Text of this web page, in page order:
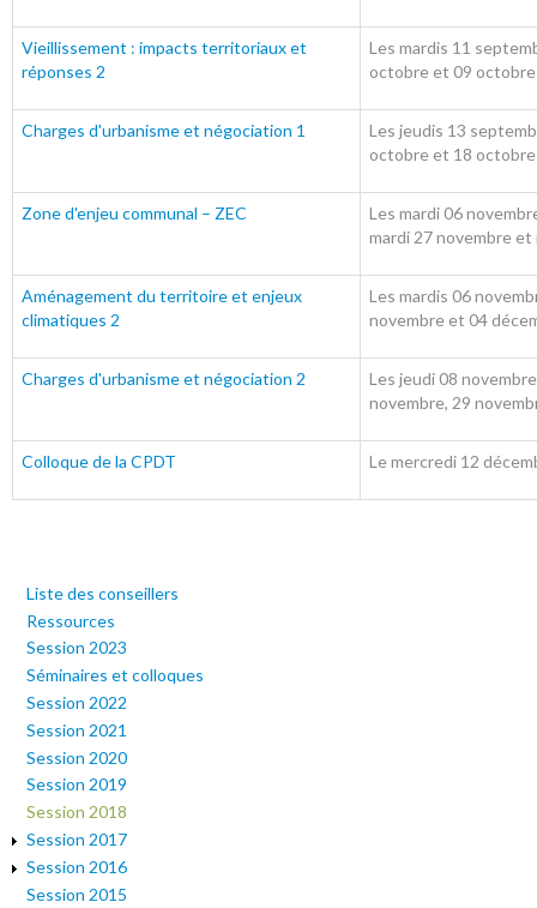
Liste des conseillers
Ressources
Session 2023
Séminaires et colloques
Session 2022
Session 2021
Session 2020
Session 2019
Session 2018
Session 2017
Session 2016
Session 2015
Vieillissement : impacts territoriaux et
réponses 2
Les mardis 11
octobre et 09
Charges d'urbanisme et négociation 1
Les jeudis 13
octobre et 18
Zone d'enjeu communal – ZEC
Les mardi 06
mardi 27 novembre
Aménagement du territoire et enjeux
climatiques 2
Les mardis 06
novembre et 04
Charges d'urbanisme et négociation 2
Les jeudi 08
novembre, 29
Colloque de la CPDT Le mercredi 12